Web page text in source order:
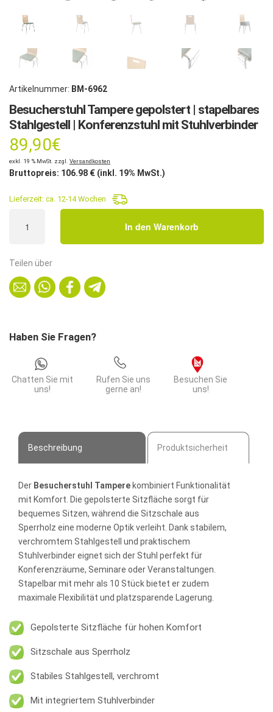
Artikelnummer: BM-6962
Besucherstuhl Tampere gepolstert | stapelbares
Stahlgestell | Konferenzstuhl mit Stuhlverbinder
89,90€
exkl. 19 % MwSt. zzgl. Versandkosten
Bruttopreis: 106.98 € (inkl. 19% MwSt.)
Lieferzeit: ca. 12-14 Wochen
Tampere
|
Stahlgestell
Stuhlverbinder
In den Warenkorb
Teilen über
Haben Sie Fragen?
Chatten Sie mit
uns!
Rufen Sie uns
gerne an!
Besuchen Sie
uns!
Beschreibung Produktsicherheit
Der Besucherstuhl Tampere kombiniert Funktionalität
mit Komfort. Die gepolsterte Sitzfläche sorgt für
bequemes Sitzen, während die Sitzschale aus
Sperrholz eine moderne Optik verleiht. Dank stabilem,
verchromtem Stahlgestell und praktischem
Stuhlverbinder eignet sich der Stuhl perfekt für
Konferenzräume, Seminare oder Veranstaltungen.
Stapelbar mit mehr als 10 Stück bietet er zudem
maximale Flexibilität und platzsparende Lagerung.
Gepolsterte Sitzfläche für hohen Komfort
Sitzschale aus Sperrholz
Stabiles Stahlgestell, verchromt
Mit integriertem Stuhlverbinder